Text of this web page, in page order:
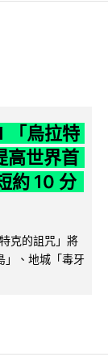
「烏拉特
高世界首
約 10 分
克的詛咒」將
」、地城「毒牙